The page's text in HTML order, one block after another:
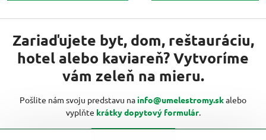
Zariaďujete byt, dom, reštauráciu,
hotel alebo kaviareň? Vytvoríme
vám zeleň na mieru.
Pošlite nám svoju predstavu na info@umelestromy.skalebo
vyplňte krátky dopytový formulár.